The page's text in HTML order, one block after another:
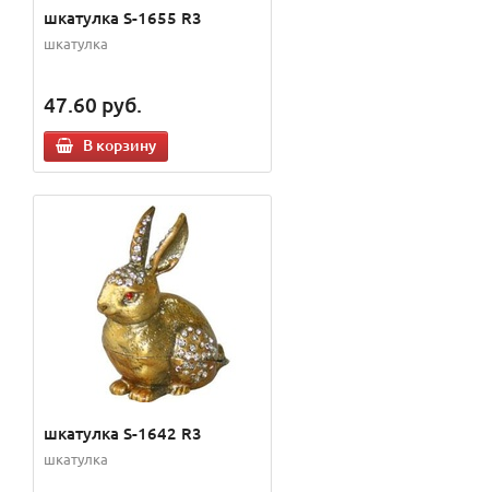
шкатулка S-1655 R3
шкатулка
47.60 руб.
В корзину
шкатулка S-1642 R3
шкатулка